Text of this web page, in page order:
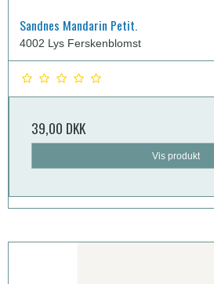
Sandnes Mandarin Petit.
4002 Lys Ferskenblomst
39,00 DKK
Vis produkt